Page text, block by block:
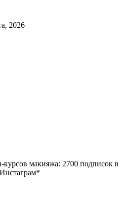
2026
макияжа: 2700 подписок в